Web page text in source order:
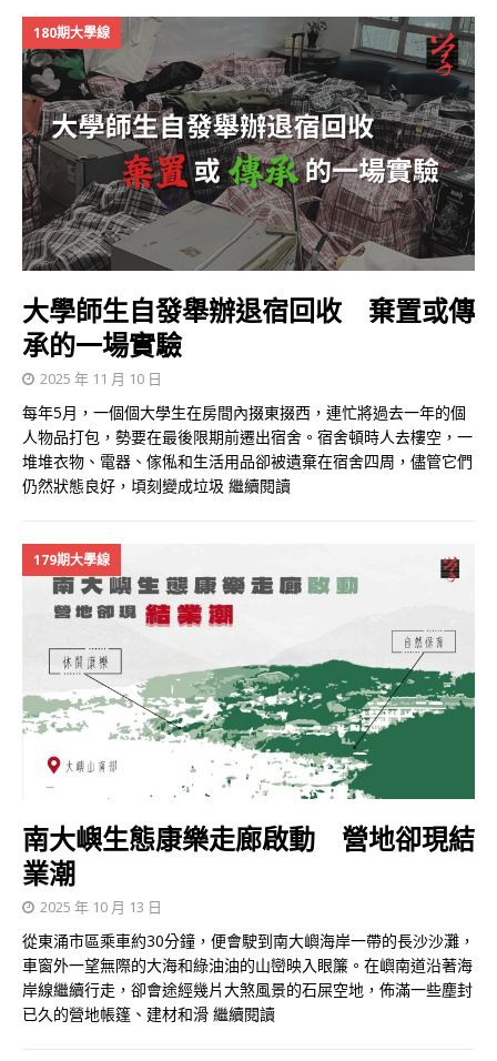
180期大學線
大學師生自發舉辦退宿回收 棄置或傳
承的一場實驗
2025 年 11 月 10 日
每年5月，一個個大學生在房間內掇東掇西，連忙將過去一年的個
人物品打包，勢要在最後限期前遷出宿舍。宿舍頓時人去樓空，一
堆堆衣物、電器、傢俬和生活用品卻被遺棄在宿舍四周，儘管它們
仍然狀態良好，頃刻變成垃圾 繼續閱讀
179期大學線
南大嶼生態康樂走廊啟動 營地卻現結
業潮
2025 年 10 月 13 日
從東涌市區乘車約30分鐘，便會駛到南大嶼海岸一帶的長沙沙灘，
車窗外一望無際的大海和綠油油的山巒映入眼簾。在嶼南道沿著海
岸線繼續行走，卻會途經幾片大煞風景的石屎空地，佈滿一些塵封
已久的營地帳篷、建材和滑 繼續閱讀